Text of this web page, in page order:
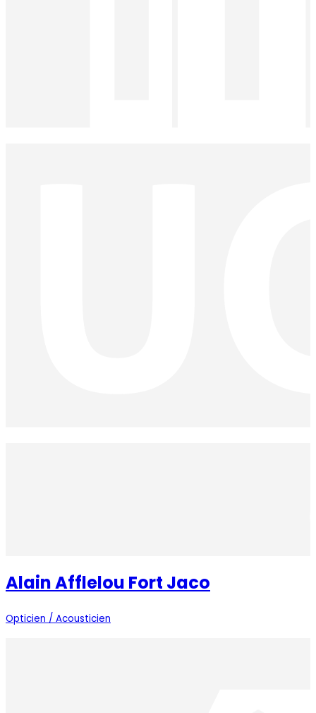
Alain Afflelou Fort Jaco
Opticien / Acousticien